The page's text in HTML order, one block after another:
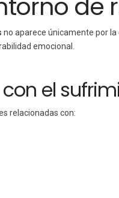
de
no aparece únicamente por
emocional.
el
relacionadas con: